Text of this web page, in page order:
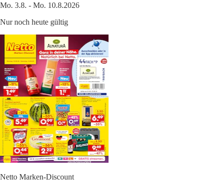
Mo. 3.8. - Mo. 10.8.2026
Nur noch heute gültig
Netto Marken-Discount